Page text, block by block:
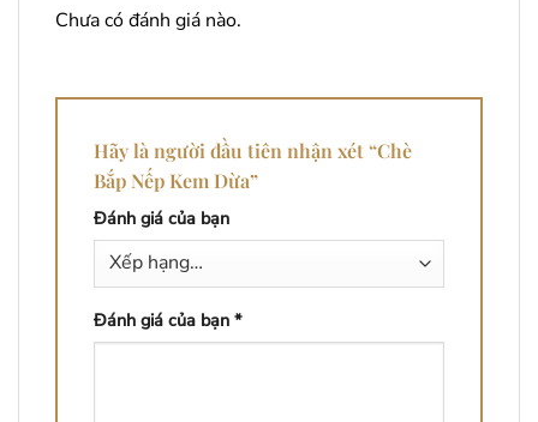
Chưa có đánh giá nào.
Hãy là người đầu tiên nhận xét “Chè
Bắp Nếp Kem Dừa”
Đánh giá của bạn
Đánh giá của bạn *